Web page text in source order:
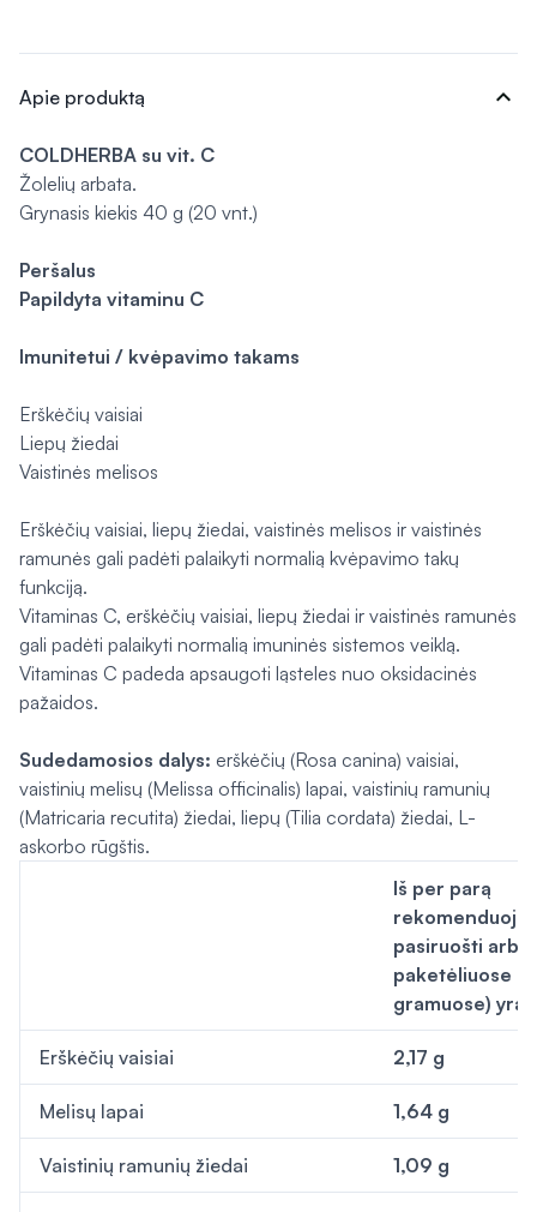
Apie produktą expand_more
COLDHERBA su vit. C
Žolelių arbata.
Grynasis kiekis 40 g (20 vnt.)
Peršalus
Papildyta vitaminu C
Imunitetui / kvėpavimo takams
Erškėčių vaisiai
Liepų žiedai
Vaistinės melisos
Erškėčių vaisiai, liepų žiedai, vaistinės melisos ir vaistinės
ramunės gali padėti palaikyti normalią kvėpavimo takų
funkciją.
Vitaminas C, erškėčių vaisiai, liepų žiedai ir vaistinės ramunės
gali padėti palaikyti normalią imuninės sistemos veiklą.
Vitaminas C padeda apsaugoti ląsteles nuo oksidacinės
pažaidos.
Sudedamosios dalys: erškėčių (Rosa canina) vaisiai,
vaistinių melisų (Melissa officinalis) lapai, vaistinių ramunių
(Matricaria recutita) žiedai, liepų (Tilia cordata) žiedai, L-
askorbo rūgštis.
Iš per parą
pasiruošti
paketėliuose (6
gramuose) yra
Erškėčių vaisiai 2,17 g
Melisų lapai 1,64 g
Vaistinių ramunių žiedai 1,09 g